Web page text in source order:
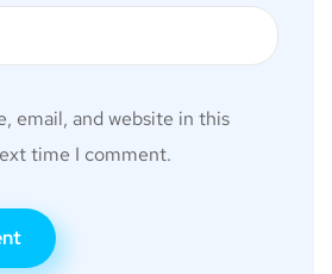
email, and website in this
time I comment.